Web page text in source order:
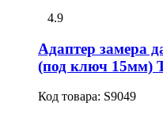
4.9
Адаптеp замера
(под ключ 15мм)
Код товара: S9049